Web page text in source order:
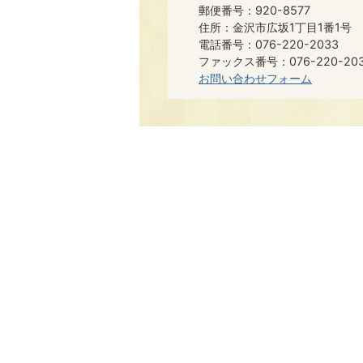
郵便番号：920-8577
住所：金沢市広坂1丁目1番1号
電話番号：076-220-2033
ファックス番号：076-220-
お問い合わせフォーム